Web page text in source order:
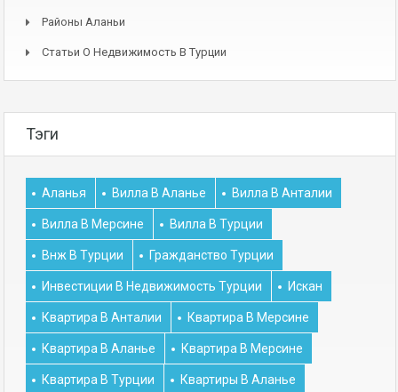
Районы Аланьи
Статьи О Недвижимость В Турции
Тэги
Аланья Вилла В Аланье Вилла В Анталии
Вилла В Мерсине Вилла В Турции
Внж В Турции Гражданство Турции
Инвестиции В Недвижимость Турции Искан
Квартира В Анталии Квартира В Мерсине
Квартира В Аланье Квартира В Мерсине
Квартира В Турции Квартиры В Аланье